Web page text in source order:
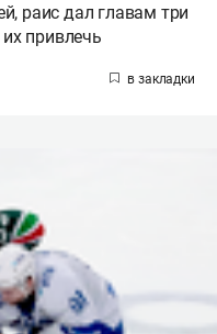
раис дал главам три
привлечь